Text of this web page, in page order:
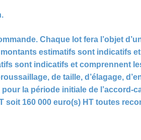
Chaque lot fera l’objet
estimatifs sont indicatifs et
sont indicatifs et comprennent
de taille, d’élagage,
la période initiale de l’accord-
soit 160 000 euro(s) HT toutes